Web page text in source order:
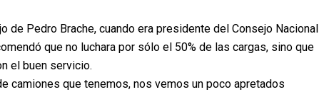
de Pedro Brache, cuando era presidente del Consejo Nacional
que no luchara por sólo el 50% de las cargas, sino que
el buen servicio.
camiones que tenemos, nos vemos un poco apretados